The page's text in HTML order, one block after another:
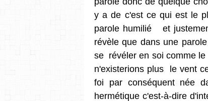
y a de c'est ce qui est le
parole humilié et
révèle que dans une
se révéler en soi comme le
n'existerions plus le vent
foi par conséquent née
hermétique c'est-à-dire